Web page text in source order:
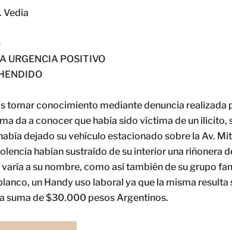
Vedia
URGENCIA POSITIVO
tomar conocimiento mediante denuncia realizada
da a conocer que había sido víctima de un ilicito,
dejado su vehículo estacionado sobre la Av.
habían sustraído de su interior una riñonera
a su nombre, como así también de su grupo
un Handy uso laboral ya que la misma
suma de $30.000 pesos Argentinos.